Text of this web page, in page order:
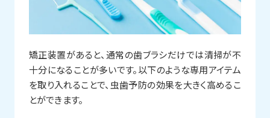
矯正装置があると、通常の歯ブラシだけでは清掃が不
十分になることが多いです。以下のような専用アイテム
を取り入れることで、虫歯予防の効果を大きく高めるこ
とができます。